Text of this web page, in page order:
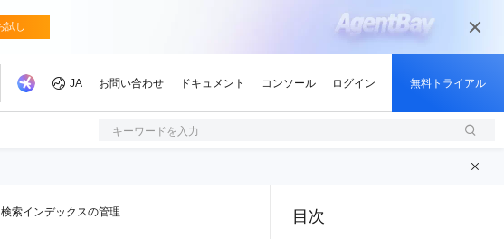
キーワードを入力
検索インデックスの管理
目次